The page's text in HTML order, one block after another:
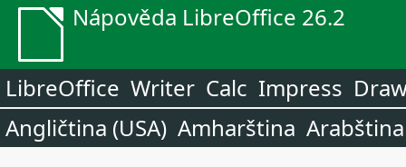
Nápověda LibreOffice 26.2
LibreOffice Writer Calc Impress
Angličtina (USA) Amharština Arabština